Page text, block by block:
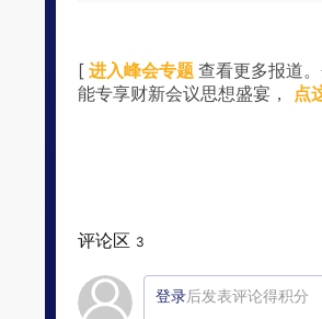
[ 进入峰会专题 查看更多报道
能专享财新会议思想盛宴， 点
评论区 3
登录后发表评论得积分